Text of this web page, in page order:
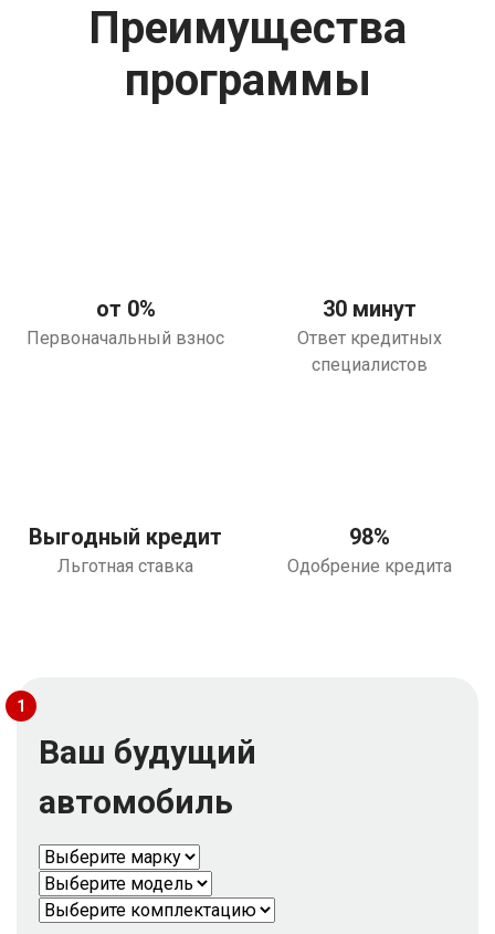
Преимущества
программы
от 0%
Первоначальный взнос
30 минут
Ответ кредитных
специалистов
Выгодный кредит
Льготная ставка
98%
Одобрение кредита
1
Ваш будущий
автомобиль